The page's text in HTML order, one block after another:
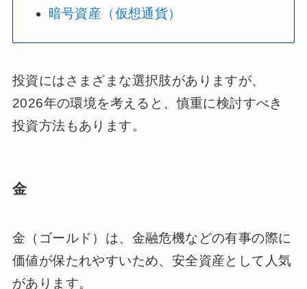
暗号資産（仮想通貨）
投資にはさまざまな選択肢がありますが、
2026年の環境を考えると、慎重に検討すべき
投資方法もあります。
金
金（ゴールド）は、金融危機などの有事の際に
価値が保たれやすいため、安全資産として人気
があります。